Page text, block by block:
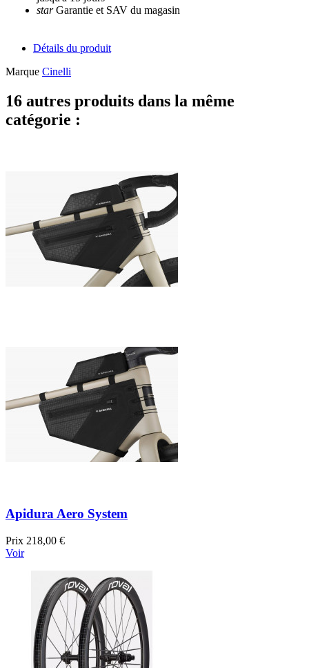
starGarantie et SAV du magasin
Détails du produit
Marque Cinelli
16 autres produits dans la même
catégorie :
Apidura Aero System
Prix 218,00 €
Voir